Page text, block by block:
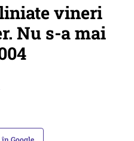
vineri
Nu s-a mai